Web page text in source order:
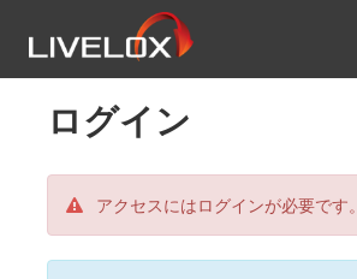
ログイン
アクセスにはログインが必要です。